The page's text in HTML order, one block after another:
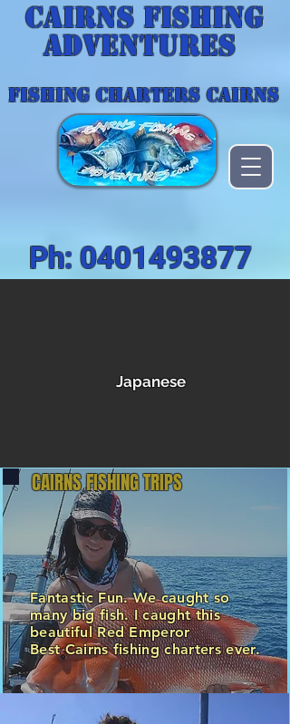
Cairns Fishing
Adventures
Ph: 0401493877
CAIRNS FISHING TRIPS
Fantastic Fun. We caught so
many big fish. I caught this
beautiful Red Emperor
Best Cairns fishing charters ever.
FISHING CHARTERS CAIRNS
Japanese